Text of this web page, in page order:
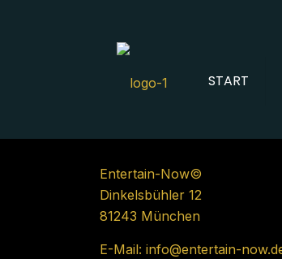
START
Entertain-Now©️
Dinkelsbühler 12
81243 München
E-Mail: info@entertain-